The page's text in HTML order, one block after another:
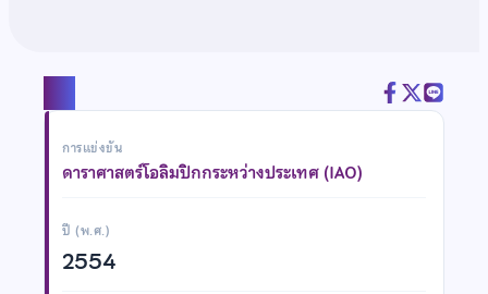
การแข่งขัน
ดาราศาสตร์โอลิมปิกกระหว่างประเทศ (IAO)
ปี (พ.ศ.)
2554